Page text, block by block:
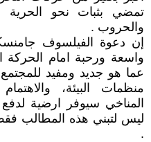
تمضي بثبات نحو الحرية
والحروب .
إن دعوة الفيلسوف
واسعة ورحبة امام الحركة
عما هو جديد ومفيد
منظمات البيئة،
المناخي سيوفر ارضية
ليس لتبني هذه المطالب
.